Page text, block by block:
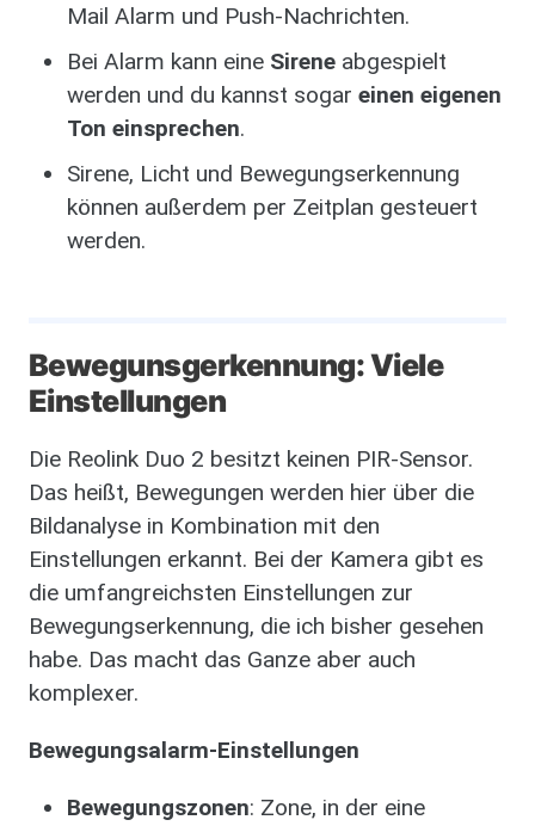
Mail Alarm und Push-Nachrichten.
Bei Alarm kann eine Sirene abgespielt
werden und du kannst sogar einen eigenen
Ton einsprechen.
Sirene, Licht und Bewegungserkennung
können außerdem per Zeitplan gesteuert
werden.
Bewegunsgerkennung: Viele
Einstellungen
Die Reolink Duo 2 besitzt keinen PIR-Sensor.
Das heißt, Bewegungen werden hier über die
Bildanalyse in Kombination mit den
Einstellungen erkannt. Bei der Kamera gibt es
die umfangreichsten Einstellungen zur
Bewegungserkennung, die ich bisher gesehen
habe. Das macht das Ganze aber auch
komplexer.
Bewegungsalarm-Einstellungen
Bewegungszonen: Zone, in der eine